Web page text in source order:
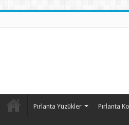
Pırlanta Yüzükler Pırlanta